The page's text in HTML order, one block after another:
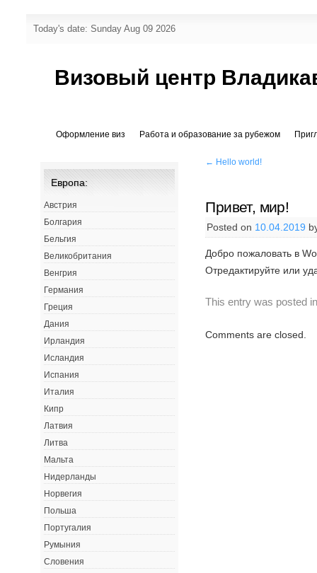
Today's date: Sunday Aug 09 2026
Визовый центр
Оформление виз Работа и образование за рубежом
← Hello world!
Привет, мир!
Posted on 10.04.2019
Добро пожаловать в
Отредактируйте или
This entry was posted
Comments are closed.
Европа:
Австрия
Болгария
Бельгия
Великобритания
Венгрия
Германия
Греция
Дания
Ирландия
Исландия
Испания
Италия
Кипр
Латвия
Литва
Мальта
Нидерланды
Норвегия
Польша
Португалия
Румыния
Словения